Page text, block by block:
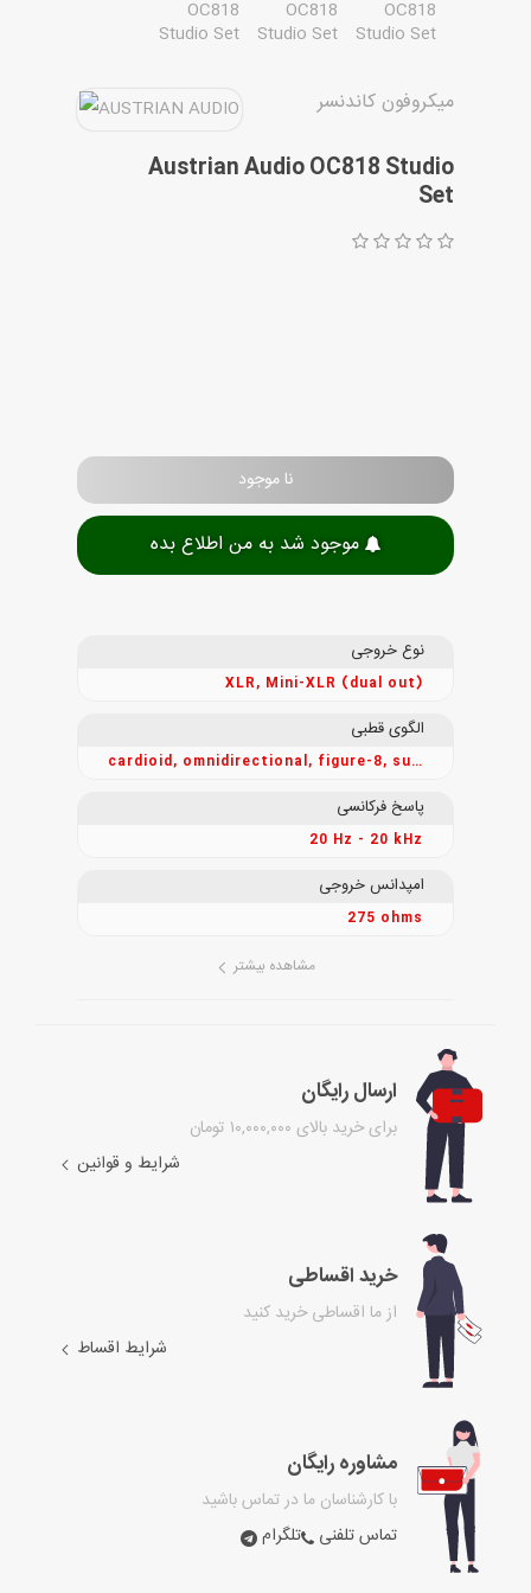
مقاله ها
میکروفون کاندنسر
Austrian Audio OC818 Studio
Set
نا موجود
موجود شد به من اطلاع بده
نوع خروجی
XLR, Mini-XLR (dual out)
الگوی قطبی
cardioid, omnidirectional, figure-8, supercardioid & custom programmable
پاسخ فرکانسی
20 Hz - 20 kHz
امپدانس خروجی
275 ohms
مشاهده بیشتر
ارسال رایگان
برای خرید بالای ۱۰,۰۰۰,۰۰۰ تومان
شرایط و قوانین
خرید اقساطی
از ما اقساطی خرید کنید
شرایط اقساط
مشاوره رایگان
با کارشناسان ما در تماس باشید
تماس تلفنی
تلگرام